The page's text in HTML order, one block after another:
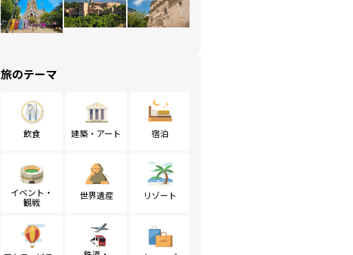
旅のテーマ
飲食 建築・アート 宿泊
イベント・
観戦
世界遺産 リゾート